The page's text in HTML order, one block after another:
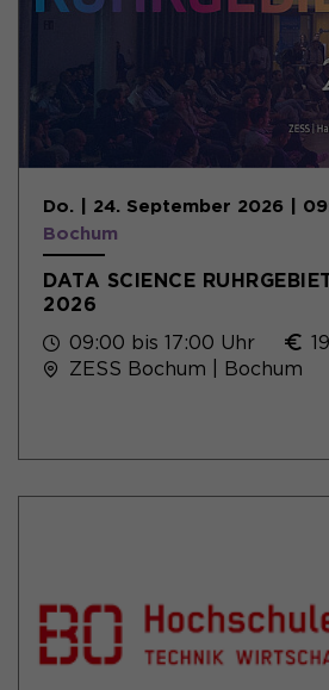
Do. | 24. September 2026 |
Bochum
DATA SCIENCE
2026
09:00 bis 17:00 Uhr
ZESS Bochum | Bochum